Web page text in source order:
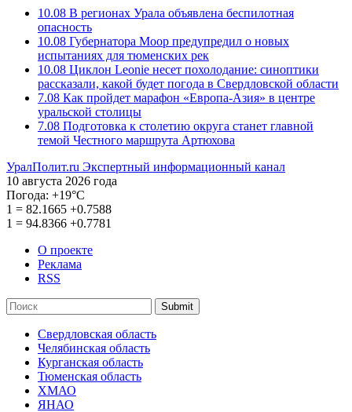
10.08 В регионах Урала объявлена беспилотная
опасность
10.08 Губернатора Моор предупредил о новых
испытаниях для тюменских рек
10.08 Циклон Leonie несет похолодание: синоптики
рассказали, какой будет погода в Свердловской области
7.08 Как пройдет марафон «Европа-Азия» в центре
уральской столицы
7.08 Подготовка к столетию округа станет главной
темой Честного маршрута Артюхова
УралПолит.ru Экспертный информационный канал
10 августа 2026 года
Погода: +19°С
1 = 82.1665 +0.7588
1 = 94.8366 +0.7781
О проекте
Реклама
RSS
Submit
Свердловская область
Челябинская область
Курганская область
Тюменская область
ХМАО
ЯНАО